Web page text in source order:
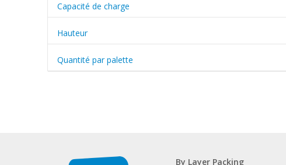
Capacité de charge
Hauteur
Quantité par palette
By Layer Packing